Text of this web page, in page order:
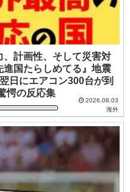
、計画性、そして災害対
国たらしめてる』地震
日にエアコン300台が到
愕の反応集
2026.08.03
海外